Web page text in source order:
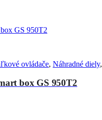
ovládače, Náhradné diely,
box GS 950T2